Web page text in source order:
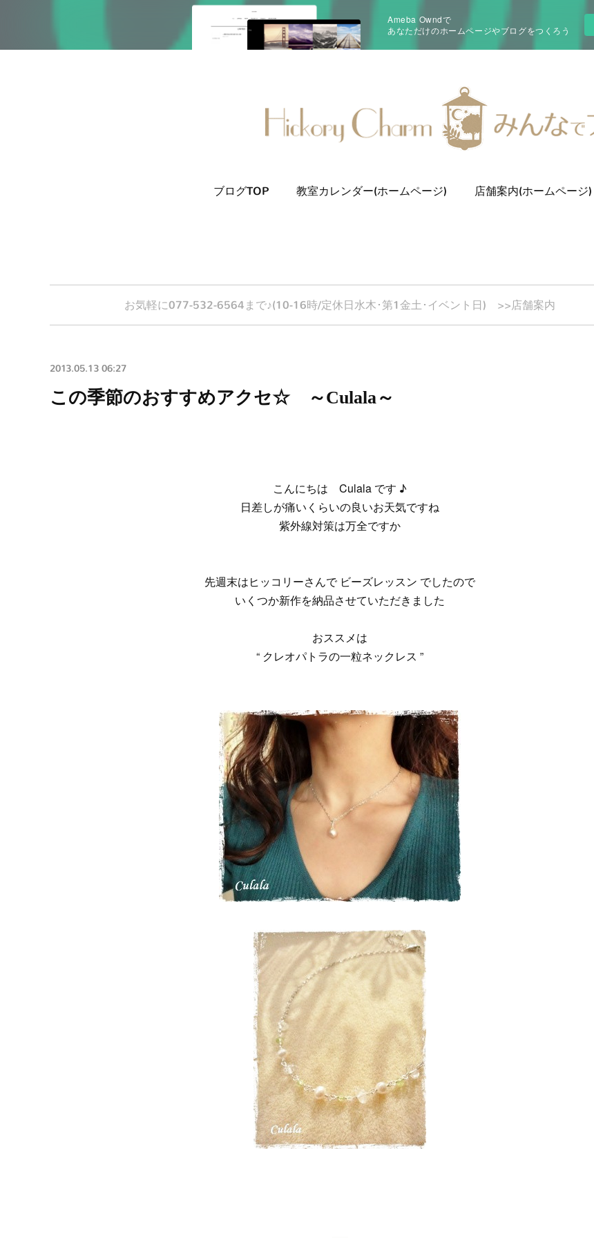
Ameba Owndで
あなただけのホームページやブログをつくろう
ブログTOP 教室カレンダー(ホームページ) 店舗案内(ホームページ)
お気軽に077-532-6564まで♪(10-16時/定休日水木･第1金土･イベント日) >>店舗案内
2013.05.13 06:27
この季節のおすすめアクセ☆ ～Culala～
こんにちは Culala です ♪
日差しが痛いくらいの良いお天気ですね
紫外線対策は万全ですか
先週末はヒッコリーさんで ビーズレッスン でしたので
いくつか新作を納品させていただきました
おススメは
“ クレオパトラの一粒ネックレス ”